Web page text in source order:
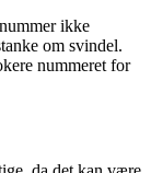
ikke
om svindel.
nummeret for